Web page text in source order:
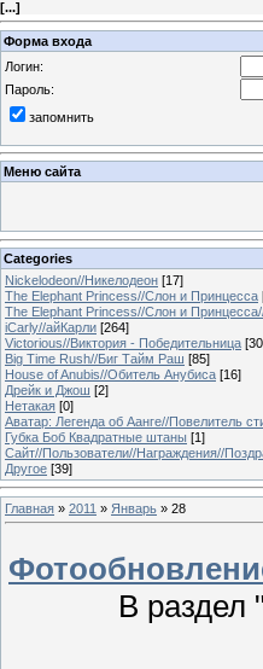
[...]
Форма входа
Логин:
Пароль:
запомнить
Меню сайта
Categories
Nickelodeon//Никелодеон [17]
The Elephant Princess//Слон и Принцесса
The Elephant Princess//Слон и
iCarly//айКарли [264]
Victorious//Виктория - Победительница
Big Time Rush//Биг Тайм Раш [85]
House of Anubis//Обитель Анубиса [16]
Дрейк и Джош [2]
Нетакая [0]
Аватар: Легенда об Аанге//Повелитель
Губка Боб Квадратные штаны [1]
Сайт//Пользователи//Награждения//
Другое [39]
Главная » 2011 » Январь » 28
В раздел